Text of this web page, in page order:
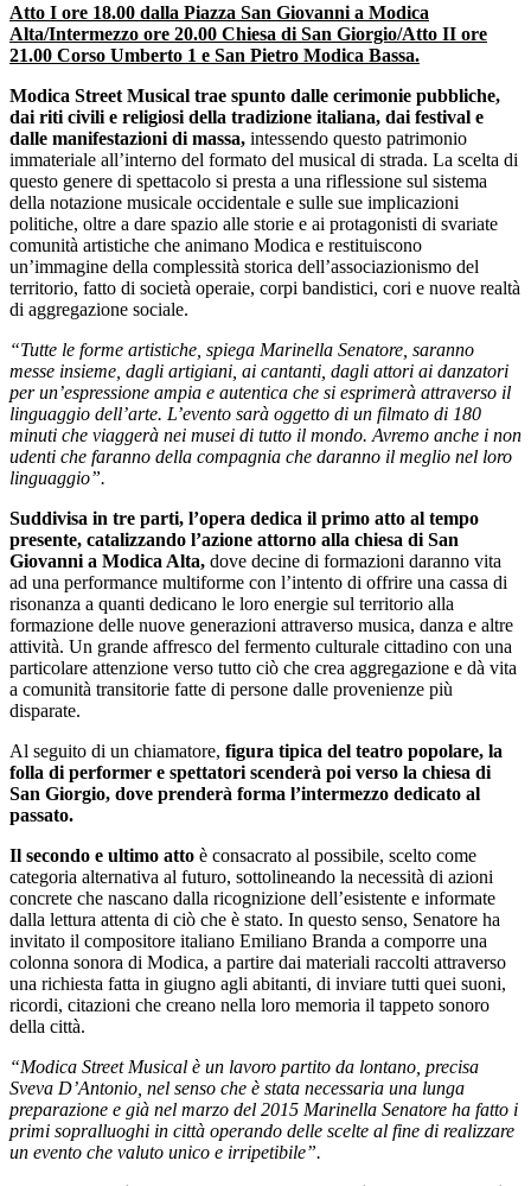
Atto I ore 18.00 dalla Piazza San Giovanni a Modica
Alta/Intermezzo ore 20.00 Chiesa di San Giorgio/Atto II ore
21.00 Corso Umberto 1 e San Pietro Modica Bassa.
Modica Street Musical trae spunto dalle cerimonie pubbliche,
dai riti civili e religiosi della tradizione italiana, dai festival e
dalle manifestazioni di massa, intessendo questo patrimonio
immateriale all’interno del formato del musical di strada. La scelta di
questo genere di spettacolo si presta a una riflessione sul sistema
della notazione musicale occidentale e sulle sue implicazioni
politiche, oltre a dare spazio alle storie e ai protagonisti di svariate
comunità artistiche che animano Modica e restituiscono
un’immagine della complessità storica dell’associazionismo del
territorio, fatto di società operaie, corpi bandistici, cori e nuove realtà
di aggregazione sociale.
“Tutte le forme artistiche, spiega Marinella Senatore, saranno
messe insieme, dagli artigiani, ai cantanti, dagli attori ai danzatori
per un’espressione ampia e autentica che si esprimerà attraverso il
linguaggio dell’arte. L’evento sarà oggetto di un filmato di 180
minuti che viaggerà nei musei di tutto il mondo. Avremo anche i non
udenti che faranno della compagnia che daranno il meglio nel loro
linguaggio”.
Suddivisa in tre parti, l’opera dedica il primo atto al tempo
presente, catalizzando l’azione attorno alla chiesa di San
Giovanni a Modica Alta, dove decine di formazioni daranno vita
ad una performance multiforme con l’intento di offrire una cassa di
risonanza a quanti dedicano le loro energie sul territorio alla
formazione delle nuove generazioni attraverso musica, danza e altre
attività. Un grande affresco del fermento culturale cittadino con una
particolare attenzione verso tutto ciò che crea aggregazione e dà vita
a comunità transitorie fatte di persone dalle provenienze più
disparate.
Al seguito di un chiamatore, figura tipica del teatro popolare, la
folla di performer e spettatori scenderà poi verso la chiesa di
San Giorgio, dove prenderà forma l’intermezzo dedicato al
passato.
Il secondo e ultimo atto è consacrato al possibile, scelto come
categoria alternativa al futuro, sottolineando la necessità di azioni
concrete che nascano dalla ricognizione dell’esistente e informate
dalla lettura attenta di ciò che è stato. In questo senso, Senatore ha
invitato il compositore italiano Emiliano Branda a comporre una
colonna sonora di Modica, a partire dai materiali raccolti attraverso
una richiesta fatta in giugno agli abitanti, di inviare tutti quei suoni,
ricordi, citazioni che creano nella loro memoria il tappeto sonoro
della città.
“Modica Street Musical è un lavoro partito da lontano, precisa
Sveva D’Antonio, nel senso che è stata necessaria una lunga
preparazione e già nel marzo del 2015 Marinella Senatore ha fatto i
primi sopralluoghi in città operando delle scelte al fine di realizzare
un evento che valuto unico e irripetibile”.